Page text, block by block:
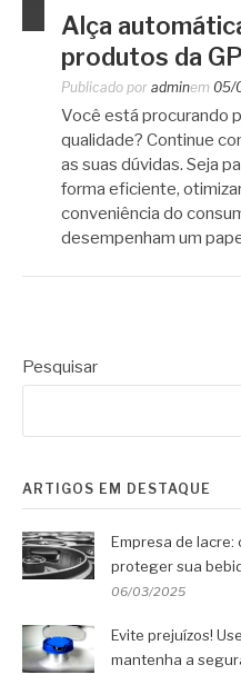
Alça
produtos da
Publicado por adminem 05/
Você está procurando
qualidade? Continue
as suas dúvidas. Seja
forma eficiente,
conveniência do
desempenham um
Pesquisar
ARTIGOS EM DESTAQUE
Empresa de lacre:
proteger sua
06/03/2025
Evite prejuízos!
mantenha a